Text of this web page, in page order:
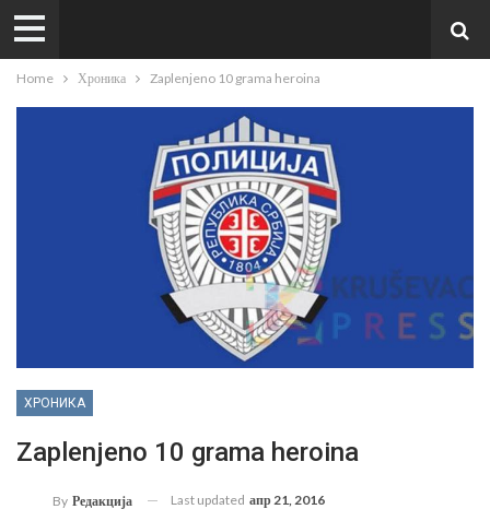
Home Хроника Zaplenjeno 10 grama heroina
ХРОНИКА
Zaplenjeno 10 grama heroina
By Редакција Last updated апр 21, 2016